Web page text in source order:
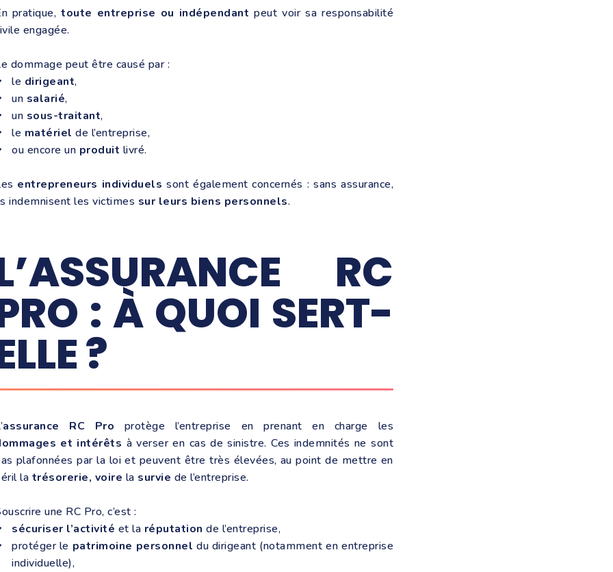
pratique,toute entreprise ou indépendant peut voir sa responsabilité
engagée.
dommage peut être causé par :
le dirigeant,
un salarié,
un sous-traitant,
le matériel de l’entreprise,
ou encore un produit livré.
entrepreneurs individuels sont également concernés : sans assurance,
indemnisent les victimes sur leurs biens personnels.
RC
: À QUOI SERT-
?
assurance RC Pro protège l’entreprise en prenant en charge les
et intérêts à verser en cas de sinistre. Ces indemnités ne sont
plafonnées par la loi et peuvent être très élevées, au point de mettre en
la trésorerie, voire la survie de l’entreprise.
une RC Pro, c’est :
sécuriser l’activité et la réputation de l’entreprise,
protéger le patrimoine personnel du dirigeant (notamment en entreprise
individuelle),